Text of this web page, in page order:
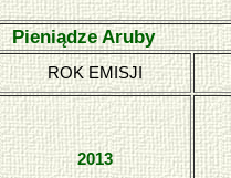
Pieniądze Aruby
ROK EMISJI
2013